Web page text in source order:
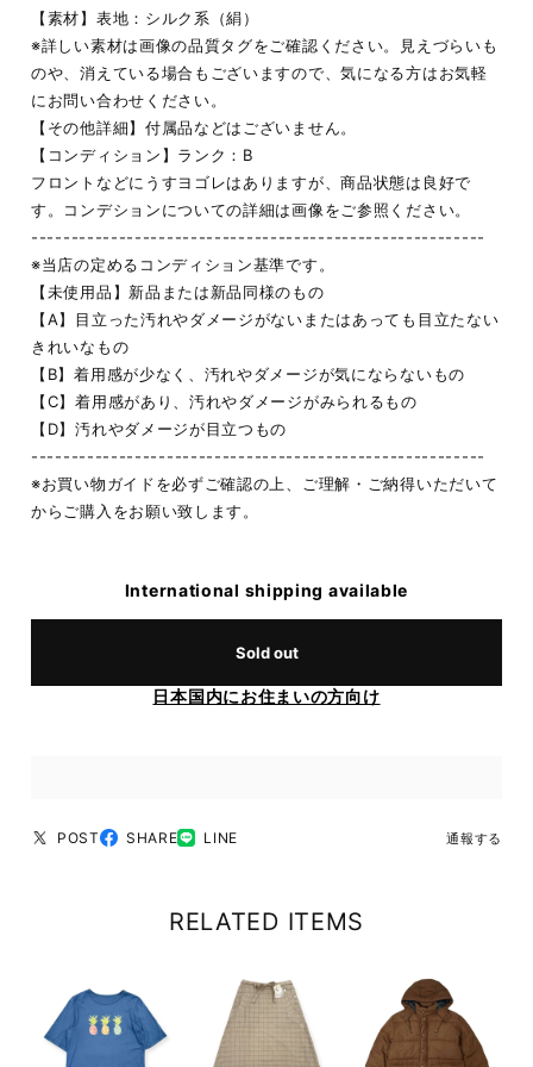
【素材】表地：シルク系（絹）
※詳しい素材は画像の品質タグをご確認ください。見えづらいも
のや、消えている場合もございますので、気になる方はお気軽
にお問い合わせください。
【その他詳細】付属品などはございません。
【コンディション】ランク：B
フロントなどにうすヨゴレはありますが、商品状態は良好で
す。コンデションについての詳細は画像をご参照ください。
---------------------------------------------------------
※当店の定めるコンディション基準です。
【未使用品】新品または新品同様のもの
【A】目立った汚れやダメージがないまたはあっても目立たない
きれいなもの
【B】着用感が少なく、汚れやダメージが気にならないもの
【C】着用感があり、汚れやダメージがみられるもの
【D】汚れやダメージが目立つもの
---------------------------------------------------------
※お買い物ガイドを必ずご確認の上、ご理解・ご納得いただいて
からご購入をお願い致します。
International shipping available
Sold out
日本国内にお住まいの方向け
POST SHARE LINE 通報する
RELATED ITEMS